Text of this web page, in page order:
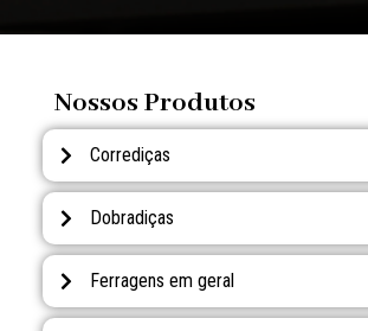
Nossos Produtos
Corrediças
Dobradiças
Ferragens em geral